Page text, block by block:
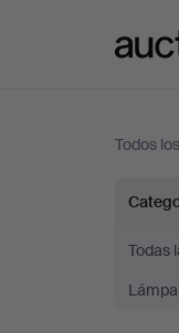
Todos
de
Todas